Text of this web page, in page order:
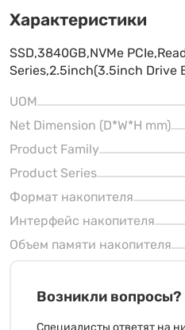
Характеристики
SSD,3840GB,NVMe
Series,2.5inch(3.5inch Drive
UOM
Net Dimension (D*W*H mm)
Product Family
Product Series
Формат накопителя
Интерфейс накопителя
Объем памяти накопителя
Возникли вопросы?